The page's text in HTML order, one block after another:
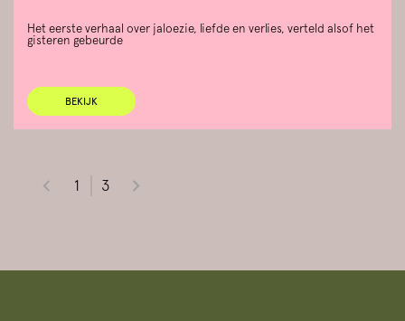
Het eerste verhaal over jaloezie, liefde en verlies, verteld alsof het
gisteren gebeurde
BEKIJK
1 3